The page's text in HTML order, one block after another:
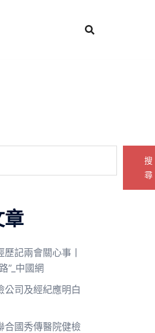
搜
尋
章
記兩會關心事丨
”_中國網
公司及經紀應明白
合國秀傳醫院健檢